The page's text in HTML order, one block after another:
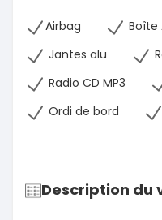
Airbag Boîte
Jantes alu
Radio CD MP3
Ordi de bord
Description du